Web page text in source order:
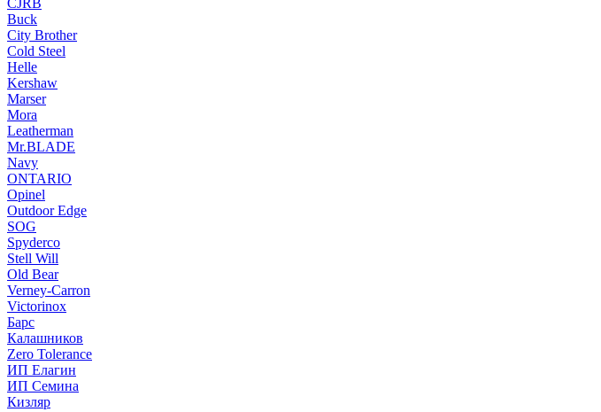
CJRB
Buck
City Brother
Cold Steel
Helle
Kershaw
Marser
Mora
Leatherman
Mr.BLADE
Navy
ONTARIO
Opinel
Outdoor Edge
SOG
Spyderco
Stell Will
Old Bear
Verney-Carron
Victorinox
Барс
Калашников
Zero Tolerance
ИП Елагин
ИП Семина
Кизляр